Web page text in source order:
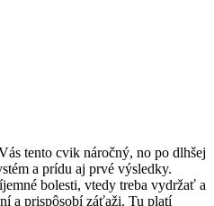
tento cvik náročný, no po dlhšej
a prídu aj prvé výsledky.
bolesti, vtedy treba vydržať a
a prispôsobí záťaži. Tu platí